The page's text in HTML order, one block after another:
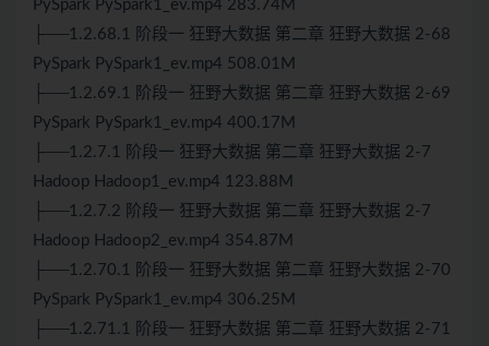
PySpark PySpark1_ev.mp4 283.74M
├──1.2.68.1 阶段一 狂野大数据 第二章 狂野大数据 2-68
PySpark PySpark1_ev.mp4 508.01M
├──1.2.69.1 阶段一 狂野大数据 第二章 狂野大数据 2-69
PySpark PySpark1_ev.mp4 400.17M
├──1.2.7.1 阶段一 狂野大数据 第二章 狂野大数据 2-7
Hadoop Hadoop1_ev.mp4 123.88M
├──1.2.7.2 阶段一 狂野大数据 第二章 狂野大数据 2-7
Hadoop Hadoop2_ev.mp4 354.87M
├──1.2.70.1 阶段一 狂野大数据 第二章 狂野大数据 2-70
PySpark PySpark1_ev.mp4 306.25M
├──1.2.71.1 阶段一 狂野大数据 第二章 狂野大数据 2-71